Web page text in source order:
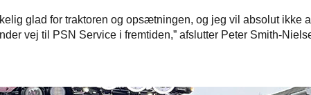
glad for traktoren og opsætningen, og jeg vil absolut ikke
vej til PSN Service i fremtiden,” afslutter Peter Smith-